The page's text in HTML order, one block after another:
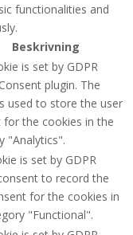
functionalities and
Beskrivning
is set by GDPR
plugin. The
used to store the user
for the cookies in the
"Analytics".
is set by GDPR
to record the
for the cookies in
"Functional".